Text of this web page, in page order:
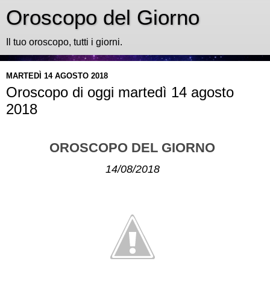
Oroscopo del Giorno
Il tuo oroscopo, tutti i giorni.
MARTEDÌ 14 AGOSTO 2018
Oroscopo di oggi martedì 14 agosto
2018
OROSCOPO DEL GIORNO
14/08/2018